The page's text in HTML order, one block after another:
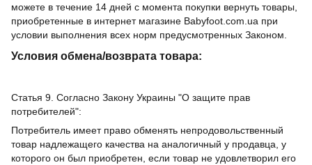
можете в течение 14 дней с момента покупки вернуть товары,
приобретенные в интернет магазине Babyfoot.com.ua при
условии выполнения всех норм предусмотренных Законом.
Условия обмена/возврата товара:
Статья 9. Согласно Закону Украины "О защите прав
потребителей":
Потребитель имеет право обменять непродовольственный
товар надлежащего качества на аналогичный у продавца, у
которого он был приобретен, если товар не удовлетворил его